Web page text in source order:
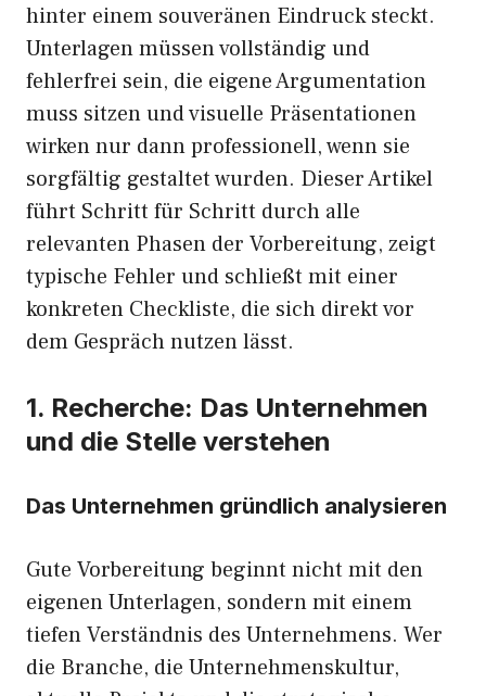
hinter einem souveränen Eindruck steckt.
Unterlagen müssen vollständig und
fehlerfrei sein, die eigene Argumentation
muss sitzen und visuelle Präsentationen
wirken nur dann professionell, wenn sie
sorgfältig gestaltet wurden. Dieser Artikel
führt Schritt für Schritt durch alle
relevanten Phasen der Vorbereitung, zeigt
typische Fehler und schließt mit einer
konkreten Checkliste, die sich direkt vor
dem Gespräch nutzen lässt.
1. Recherche: Das Unternehmen
und die Stelle verstehen
Das Unternehmen gründlich analysieren
Gute Vorbereitung beginnt nicht mit den
eigenen Unterlagen, sondern mit einem
tiefen Verständnis des Unternehmens. Wer
die Branche, die Unternehmenskultur,